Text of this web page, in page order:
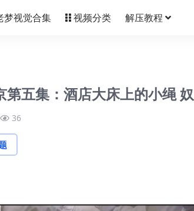
梦视觉合集 视频分类 解压教程
第五集：酒店大床上的小绳 奴
36